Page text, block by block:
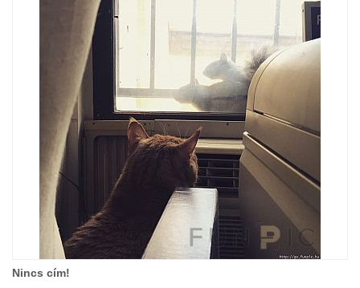
Nincs cím!